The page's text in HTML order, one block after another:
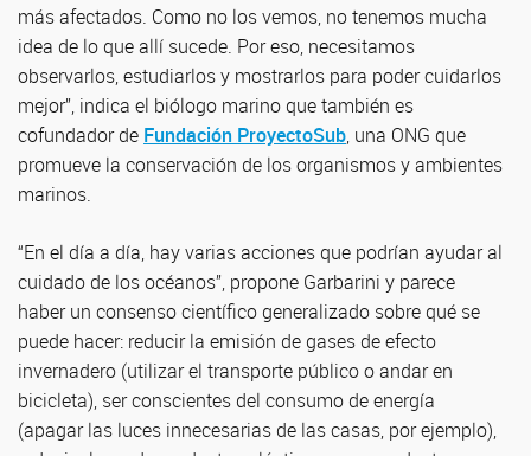
más afectados. Como no los vemos, no tenemos mucha
idea de lo que allí sucede. Por eso, necesitamos
observarlos, estudiarlos y mostrarlos para poder cuidarlos
mejor”, indica el biólogo marino que también es
cofundador de Fundación ProyectoSub, una ONG que
promueve la conservación de los organismos y ambientes
marinos.
“En el día a día, hay varias acciones que podrían ayudar al
cuidado de los océanos”, propone Garbarini y parece
haber un consenso científico generalizado sobre qué se
puede hacer: reducir la emisión de gases de efecto
invernadero (utilizar el transporte público o andar en
bicicleta), ser conscientes del consumo de energía
(apagar las luces innecesarias de las casas, por ejemplo),